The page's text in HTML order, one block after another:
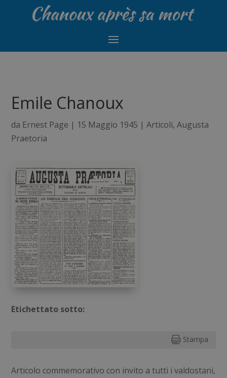
Emile Chanoux
da Ernest Page | 15 Maggio 1945 |Articoli,Augusta
Praetoria
Etichettato sotto:
 Stampa
Articolo commemorativo con invito a tutti i valdostani,